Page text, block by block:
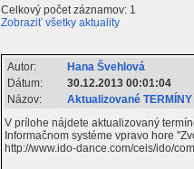
Celkový počet záznamov: 1
Zobraziť všetky aktuality
Autor:
Hana Švehlová
Dátum:
30.12.2013 00:01:04
Názov:
Aktualizované
V prílohe nájdete aktualizovaný
Informačnom systéme vpravo hore
http://www.ido-dance.com/ceis/ido/